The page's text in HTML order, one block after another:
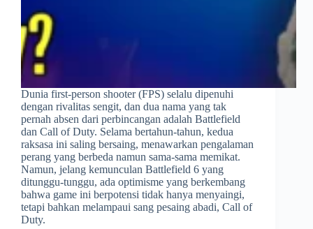
Dunia first-person shooter (FPS) selalu dipenuhi
dengan rivalitas sengit, dan dua nama yang tak
pernah absen dari perbincangan adalah Battlefield
dan Call of Duty. Selama bertahun-tahun, kedua
raksasa ini saling bersaing, menawarkan pengalaman
perang yang berbeda namun sama-sama memikat.
Namun, jelang kemunculan Battlefield 6 yang
ditunggu-tunggu, ada optimisme yang berkembang
bahwa game ini berpotensi tidak hanya menyaingi,
tetapi bahkan melampaui sang pesaing abadi, Call of
Duty.